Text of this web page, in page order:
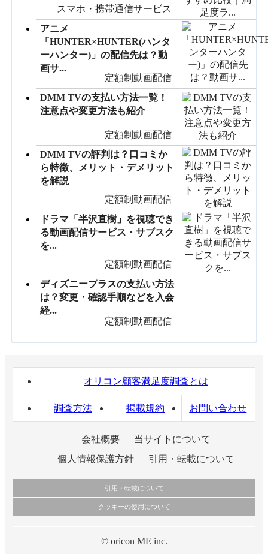
スマホ・携帯通信サービス
アニメ
「HUNTER×HUNTER(ハンタ
ーハンター)」の配信先は？動
画サ...
定額制動画配信
DMM TVの支払い方法一覧！
注意点や変更方法も紹介
定額制動画配信
DMM TVの評判は？口コミか
ら特徴、メリット・デメリット
を解説
定額制動画配信
ドラマ「半沢直樹」を視聴でき
る動画配信サービス・サブスク
を...
定額制動画配信
ディズニープラスの支払い方法
は？変更・確認手順などを入会
経...
定額制動画配信
オリコン顧客満足度調査とは
調査方法 掲載規約 お問い合わせ
会社概要
当サイトについて
個人情報保護方針
引用・転載について
引用・転載について
当サイトで公開されている情報（文字、写真、イラスト、画像データ等）及びこれら
これらの情報を権利者の許可なく無断転載・複製などの二次利用を行うことは固く禁
クッキーの使用について
このサイトでは Cookie を使用して、ユーザーに合わせたコンテンツや広告の表示、ソ
ーシャル メディア機能の提供、広告の表示回数やクリック数の測定を行っています。
© oricon ME inc.